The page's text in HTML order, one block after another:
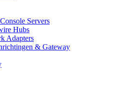
Servers
Hubs
Adapters
& Gateway